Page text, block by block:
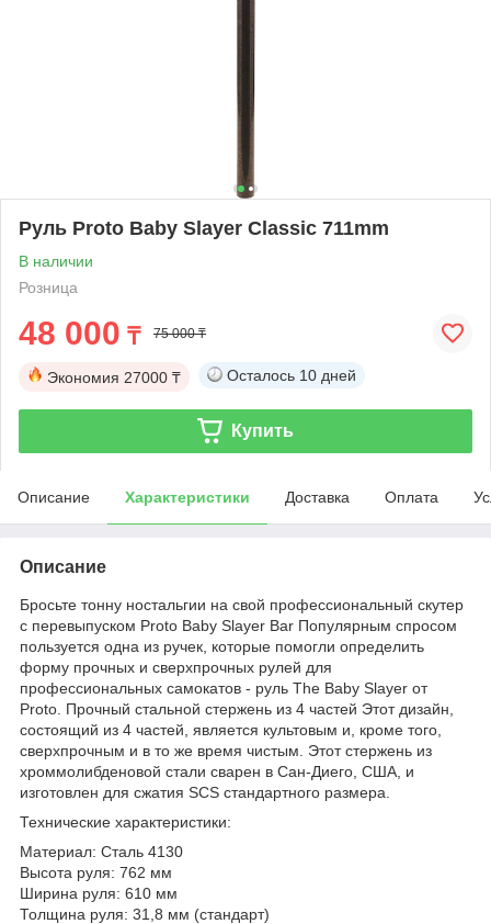
Руль Proto Baby Slayer Classic 711mm
В наличии
Розница
48 000 ₸ 75 000 ₸
Экономия 27000 ₸ Осталось 10 дней
Купить
Описание Характеристики Доставка Оплата
Описание
Бросьте тонну ностальгии на свой профессиональный скутер
с перевыпуском Proto Baby Slayer Bar Популярным спросом
пользуется одна из ручек, которые помогли определить
форму прочных и сверхпрочных рулей для
профессиональных самокатов - руль The Baby Slayer от
Proto. Прочный стальной стержень из 4 частей Этот дизайн,
состоящий из 4 частей, является культовым и, кроме того,
сверхпрочным и в то же время чистым.
Этот стержень из
хроммолибденовой стали сварен в Сан-Диего, США, и
изготовлен для сжатия SCS стандартного размера.
Технические характеристики:
Материал: Сталь 4130
Высота руля: 762 мм
Ширина руля: 610 мм
Толщина руля: 31,8 мм (стандарт)